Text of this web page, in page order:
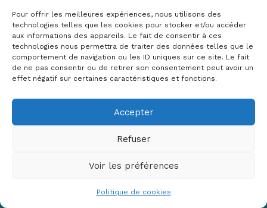
Pour offrir les meilleures expériences, nous utilisons des
technologies telles que les cookies pour stocker et/ou accéder
aux informations des appareils. Le fait de consentir à ces
technologies nous permettra de traiter des données telles que le
comportement de navigation ou les ID uniques sur ce site. Le fait
de ne pas consentir ou de retirer son consentement peut avoir un
effet négatif sur certaines caractéristiques et fonctions.
Accepter
Refuser
Voir les préférences
Politique de cookies
✉ contact@crige-paca.org
Mentions légales
RGPD
Copyright © 2026 Crige PACA